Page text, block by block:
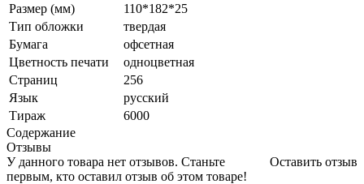
Размер (мм)
110*182*25
Тип обложки
твердая
Бумага
офсетная
Цветность печати
одноцветная
Страниц
256
Язык
русский
Тираж
6000
Содержание
Отзывы
Оставить отзыв
У данного товара нет отзывов. Станьте
первым, кто оставил отзыв об этом товаре!